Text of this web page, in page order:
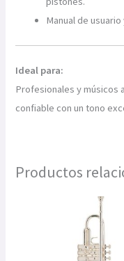
Manual de
Ideal para:
Profesionales y músicos
confiable con un tono
Productos